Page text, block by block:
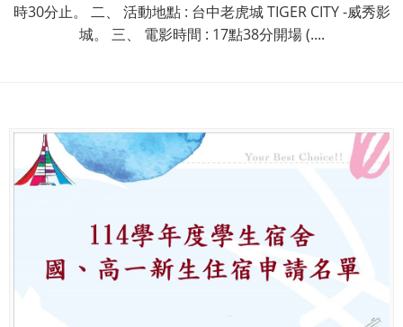
時30分止。 二、 活動地點 : 台中老虎城 TIGER CITY -威秀影
城。 三、 電影時間 : 17點38分開場 (....